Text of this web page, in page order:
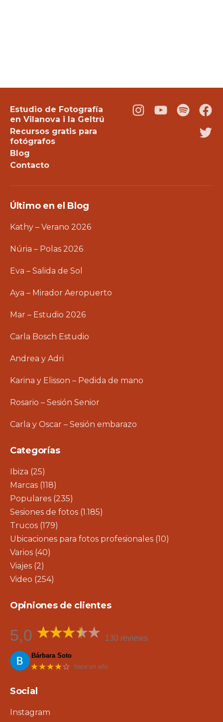
Estudio de Fotografía
en Vilanova i la Geltrú
Recursos gratis para
fotógrafos
Blog
Contacto
Instagram
YoutubePodcast
Último en el Blog
Kathy – Verano 2026
Núria – Polas 2026
Eva – Salida de Sol
Aya – Mirador Aeropuerto
Mar – Estudio 2026
Carla Bosch Estudio
Andrea y Adri
Karina y Elisson – Pedida de mano
Rosario – Sesión Senior
Carla y Oscar – Sesión embarazo
Categorías
Ibiza (25)
Marcas (118)
Populares (235)
Sesiones de fotos (1.185)
Trucos (179)
Ubicaciones para fotos profesionales (10)
Varios (40)
Viajes (2)
Video (254)
Opiniones de clientes
5,0 130 reviews
Bárbara Soto
★★★★☆ hace un año
Social
Instagram